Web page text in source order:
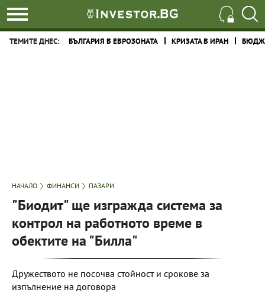
ТЕМИТЕ ДНЕС: БЪЛГАРИЯ В ЕВРОЗОНАТА КРИЗАТА В ИРАН
НАЧАЛО ФИНАНСИ ПАЗАРИ
"Биодит" ще изгражда система за
контрол на работното време в
обектите на "Билла"
Дружеството не посочва стойност и срокове за
изпълнение на договора